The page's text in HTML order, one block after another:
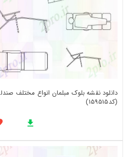
دانلود نقشه بلوک مبلمان انواع مختلف
(کد159515)